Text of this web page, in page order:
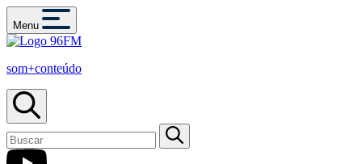
Menu
som+conteúdo